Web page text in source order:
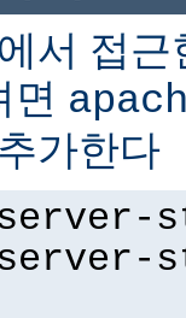
서 접
면
가한다